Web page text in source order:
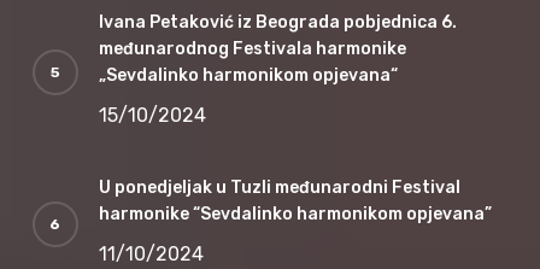
Ivana Petaković iz Beograda pobjednica 6.
međunarodnog Festivala harmonike
„Sevdalinko harmonikom opjevana“
15/10/2024
U ponedjeljak u Tuzli međunarodni Festival
harmonike “Sevdalinko harmonikom opjevana”
11/10/2024